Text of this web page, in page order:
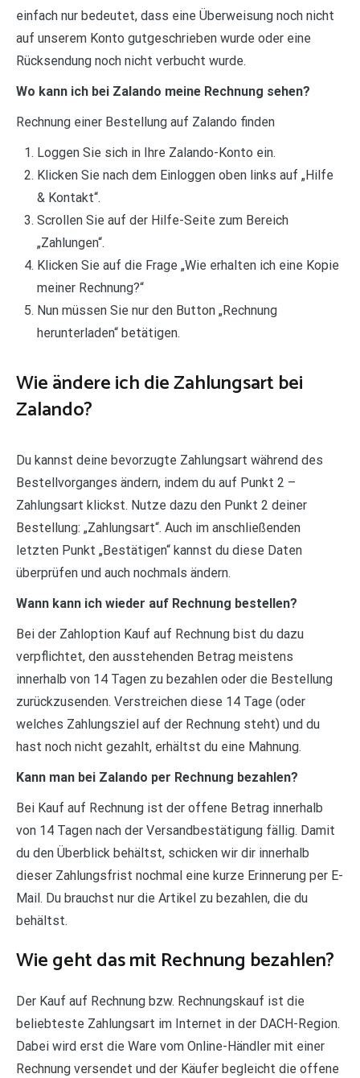
einfach nur bedeutet, dass eine Überweisung noch nicht
auf unserem Konto gutgeschrieben wurde oder eine
Rücksendung noch nicht verbucht wurde.
Wo kann ich bei Zalando meine Rechnung sehen?
Rechnung einer Bestellung auf Zalando finden
Loggen Sie sich in Ihre Zalando-Konto ein.
Klicken Sie nach dem Einloggen oben links auf „Hilfe
& Kontakt“.
Scrollen Sie auf der Hilfe-Seite zum Bereich
„Zahlungen“.
Klicken Sie auf die Frage „Wie erhalten ich eine Kopie
meiner Rechnung?“
Nun müssen Sie nur den Button „Rechnung
herunterladen“ betätigen.
Wie ändere ich die Zahlungsart bei
Zalando?
Du kannst deine bevorzugte Zahlungsart während des
Bestellvorganges ändern, indem du auf Punkt 2 –
Zahlungsart klickst. Nutze dazu den Punkt 2 deiner
Bestellung: „Zahlungsart“. Auch im anschließenden
letzten Punkt „Bestätigen“ kannst du diese Daten
überprüfen und auch nochmals ändern.
Wann kann ich wieder auf Rechnung bestellen?
Bei der Zahloption Kauf auf Rechnung bist du dazu
verpflichtet, den ausstehenden Betrag meistens
innerhalb von 14 Tagen zu bezahlen oder die Bestellung
zurückzusenden. Verstreichen diese 14 Tage (oder
welches Zahlungsziel auf der Rechnung steht) und du
hast noch nicht gezahlt, erhältst du eine Mahnung.
Kann man bei Zalando per Rechnung bezahlen?
Bei Kauf auf Rechnung ist der offene Betrag innerhalb
von 14 Tagen nach der Versandbestätigung fällig. Damit
du den Überblick behältst, schicken wir dir innerhalb
dieser Zahlungsfrist nochmal eine kurze Erinnerung per E-
Mail. Du brauchst nur die Artikel zu bezahlen, die du
behältst.
Wie geht das mit Rechnung bezahlen?
Der Kauf auf Rechnung bzw. Rechnungskauf ist die
beliebteste Zahlungsart im Internet in der DACH-Region.
Dabei wird erst die Ware vom Online-Händler mit einer
Rechnung versendet und der Käufer begleicht die offene